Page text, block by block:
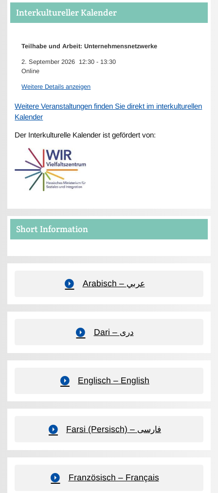
Interkultureller Kalender
Teilhabe und Arbeit: Unternehmensnetzwerke
2. September 2026 12:30 - 13:30
Online
Weitere Details anzeigen
Weitere Veranstaltungen finden Sie direkt im interkulturellen
Kalender
Der Interkulturelle Kalender ist gefördert von:
Short Information
Arabisch – عربي
Dari – دری
Englisch – English
Farsi (Persisch) – فارسی
Französisch – Français